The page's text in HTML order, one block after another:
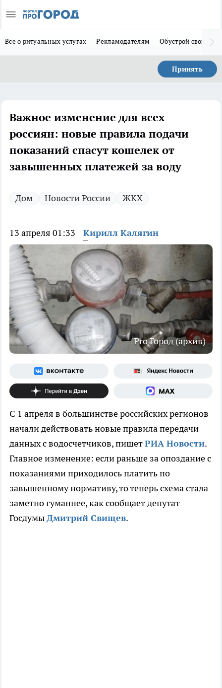
Всё о ритуальных услугах Рекламодателям Обустрой свой дом
Принять
Важное изменение для всех
россиян: новые правила подачи
показаний спасут кошелек от
завышенных платежей за воду
Дом Новости России ЖКХ
13 апреля 01:33 Кирилл Калягин
Pro Город (архив)
С 1 апреля в большинстве российских регионов
начали действовать новые правила передачи
данных с водосчетчиков, пишетРИА Новости.
Главное изменение: если раньше за опоздание с
показаниями приходилось платить по
завышенному нормативу, то теперь схема стала
заметно гуманнее, как сообщает депутат
ГосдумыДмитрий Свищев.